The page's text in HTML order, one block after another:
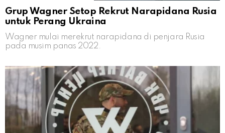
Grup Wagner Setop Rekrut Narapidana Rusia
untuk Perang Ukraina
Wagner mulai merekrut narapidana di penjara Rusia
pada musim panas 2022.